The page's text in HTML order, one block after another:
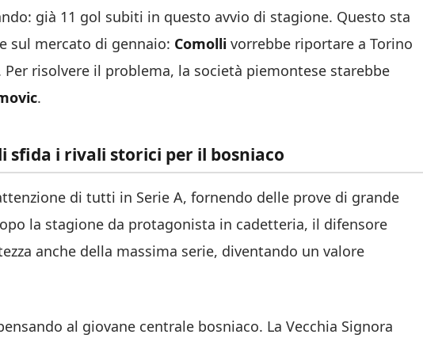
già 11 gol subiti in questo avvio di stagione. Questo sta
sul mercato di gennaio: Comolli vorrebbe riportare a Torino
Per risolvere il problema, la società piemontese starebbe
.
sfida i rivali storici per il bosniaco
di tutti in Serie A, fornendo delle prove di grande
la stagione da protagonista in cadetteria, il difensore
anche della massima serie, diventando un valore
al giovane centrale bosniaco. La Vecchia Signora